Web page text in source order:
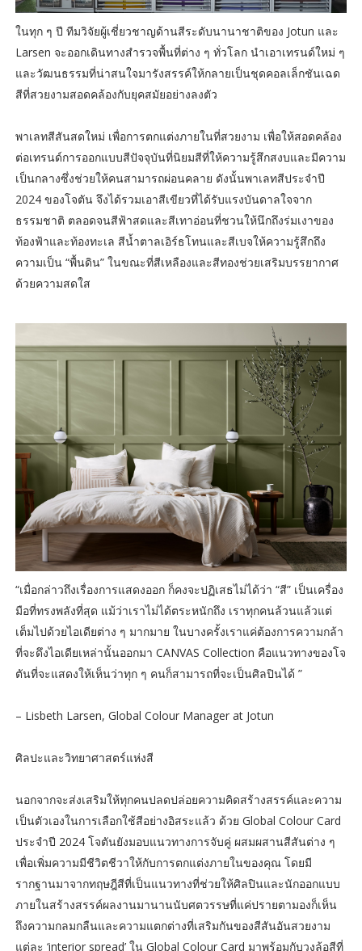
ในทุก ๆ ปี ทีมวิจัยผู้เชี่ยวชาญด้านสีระดับนานาชาติของ Jotun และ
Larsen จะออกเดินทางสำรวจพื้นที่ต่าง ๆ ทั่วโลก นำเอาเทรนด์ใหม่ ๆ
และวัฒนธรรมที่น่าสนใจมารังสรรค์ให้กลายเป็นชุดคอลเล็กชันเฉด
สีที่สวยงามสอดคล้องกับยุคสมัยอย่างลงตัว
พาเลทสีสันสดใหม่ เพื่อการตกแต่งภายในที่สวยงาม เพื่อให้สอดคล้อง
ต่อเทรนด์การออกแบบสีปัจจุบันที่นิยมสีที่ให้ความรู้สึกสงบและมีความ
เป็นกลางซึ่งช่วยให้คนสามารถผ่อนคลาย ดังนั้นพาเลทสีประจำปี
2024 ของโจตัน จึงได้รวมเอาสีเขียวที่ได้รับแรงบันดาลใจจาก
ธรรมชาติ ตลอดจนสีฟ้าสดและสีเทาอ่อนที่ชวนให้นึกถึงร่มเงาของ
ท้องฟ้าและท้องทะเล สีน้ำตาลเอิร์ธโทนและสีเบจให้ความรู้สึกถึง
ความเป็น “พื้นดิน” ในขณะที่สีเหลืองและสีทองช่วยเสริมบรรยากาศ
ด้วยความสดใส
“เมื่อกล่าวถึงเรื่องการแสดงออก ก็คงจะปฏิเสธไม่ได้ว่า “สี” เป็นเครื่อง
มือที่ทรงพลังที่สุด แม้ว่าเราไม่ได้ตระหนักถึง เราทุกคนล้วนแล้วแต่
เต็มไปด้วยไอเดียต่าง ๆ มากมาย ในบางครั้งเราแค่ต้องการความกล้า
ที่จะดึงไอเดียเหล่านั้นออกมา CANVAS Collection คือแนวทางของโจ
ตันที่จะแสดงให้เห็นว่าทุก ๆ คนก็สามารถที่จะเป็นศิลปินได้ ”
– Lisbeth Larsen, Global Colour Manager at Jotun
ศิลปะและวิทยาศาสตร์แห่งสี
นอกจากจะส่งเสริมให้ทุกคนปลดปล่อยความคิดสร้างสรรค์และความ
เป็นตัวเองในการเลือกใช้สีอย่างอิสระแล้ว ด้วย Global Colour Card
ประจำปี 2024 โจตันยังมอบแนวทางการจับคู่ ผสมผสานสีสันต่าง ๆ
เพื่อเพิ่มความมีชีวิตชีวาให้กับการตกแต่งภายในของคุณ โดยมี
รากฐานมาจากทฤษฎีสีที่เป็นแนวทางที่ช่วยให้ศิลปินและนักออกแบบ
ภายในสร้างสรรค์ผลงานมานานนับศตวรรษที่แค่ปรายตามองก็เห็น
ถึงความกลมกลืนและความแตกต่างที่เสริมกันของสีสันอันสวยงาม
แต่ละ ‘interior spread’ ใน Global Colour Card มาพร้อมกับวงล้อสีที่